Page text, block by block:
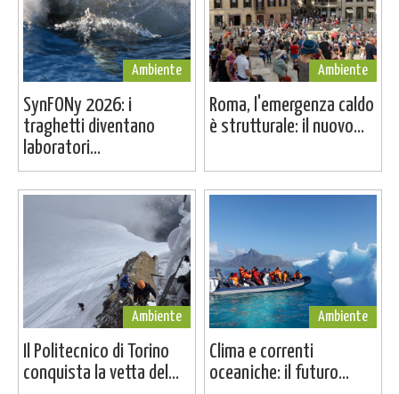
Ambiente
SynFONy 2026: i
traghetti diventano
laboratori...
Ambiente
Roma, l'emergenza caldo
è strutturale: il nuovo...
Ambiente
Il Politecnico di Torino
conquista la vetta del...
Ambiente
Clima e correnti
oceaniche: il futuro...